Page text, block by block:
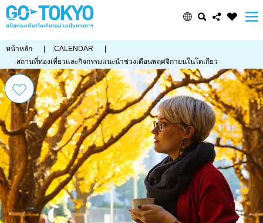
หน้าหลัก CALENDAR
สถานที่ท่องเที่ยวและกิจกรรมแนะนำช่วงเดือนพฤศจิกายนในโตเกียว